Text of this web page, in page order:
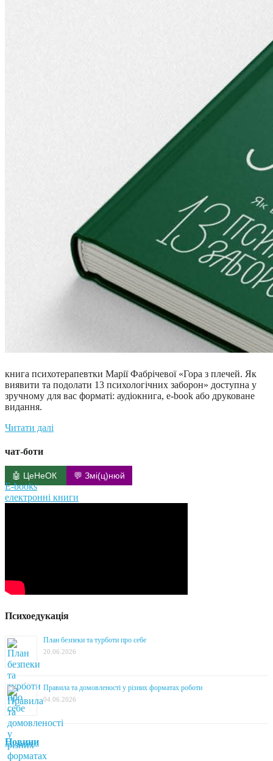
книга психотерапевтки Марії Фабрічевої «Гора з плечей. Як
виявити та подолати 13 психологічних заборон» доступна у
зручному для вас форматі: аудіокнига, e-book або друковане
видання.
Читати далі
чат-боти
🤖 ЦеНеОК 💬 Змі(ц)нюй
E-books
електронні книги
Психоедукація
План безпеки та турботи про себе
20.06.2026
Правила та домовленості у різних форматах роботи
04.06.2026
Новини